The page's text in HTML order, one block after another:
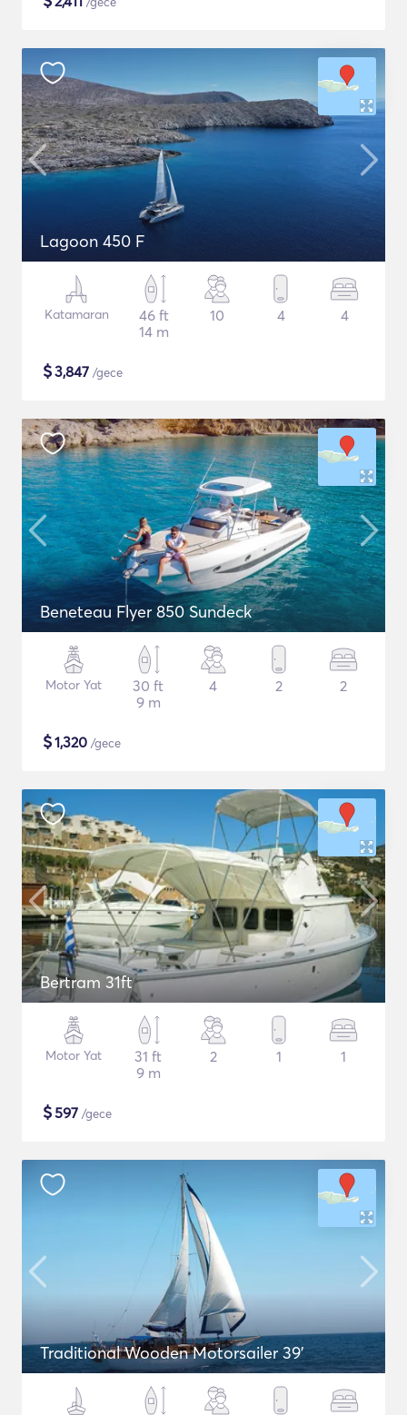
Lagoon 450 F
Katamaran
46 ft
14 m
10 4 4
$3,847 /gece
Beneteau Flyer 850 Sundeck
Motor Yat
30 ft
9 m
4 2 2
$1,320 /gece
Bertram 31ft
Motor Yat
31 ft
9 m
2 1 1
$597 /gece
Traditional Wooden Motorsailer 39'